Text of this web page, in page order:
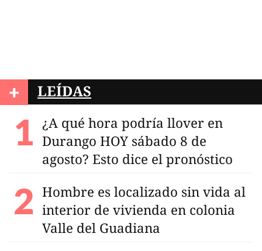
+ LEÍDAS
¿A qué hora podría llover en
Durango HOY sábado 8 de
agosto? Esto dice el pronóstico
Hombre es localizado sin vida al
interior de vivienda en colonia
Valle del Guadiana